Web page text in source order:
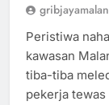
Peristiwa
kawasan
tiba-tiba
pekerja